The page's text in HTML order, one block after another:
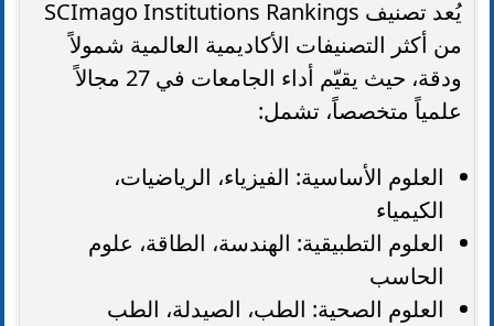
يُعد تصنيف SCImago Institutions Rankings
من أكثر التصنيفات الأكاديمية العالمية شمولاً
ودقة، حيث يقيّم أداء الجامعات في 27 مجالاً
علمياً متخصصاً، تشمل:
العلوم الأساسية: الفيزياء، الرياضيات،
الكيمياء
العلوم التطبيقية: الهندسة، الطاقة، علوم
الحاسب
العلوم الصحية: الطب، الصيدلة، الطب